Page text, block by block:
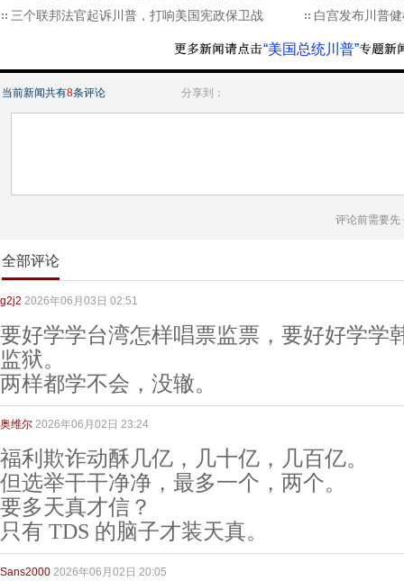
三个联邦法官起诉川普，打响美国宪政保卫战
白宫发布川普
“美国总统川普”
当前新闻共有8条评论 分享到：
评论前需要先
全部评论
g2j2 2026年06月03日 02:51
要好学学台湾怎样唱票监票，要好好学学
监狱。
两样都学不会，没辙。
奥维尔 2026年06月02日 23:24
福利欺诈动酥几亿，几十亿，几百亿。
但选举干干净净，最多一个，两个。
要多天真才信？
只有 TDS 的脑子才装天真。
Sans2000 2026年06月02日 20:05